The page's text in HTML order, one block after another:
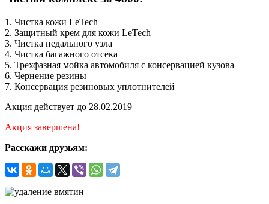
1. Чистка кожи LeTech
2. Защитный крем для кожи LeTech
3. Чистка педального узла
4. Чистка багажного отсека
5. Трехфазная мойка автомобиля с консервацией кузова
6. Чернение резины
7. Консервация резиновых уплотнителей
Акция действует до 28.02.2019
Акция завершена!
Расскажи друзьям: